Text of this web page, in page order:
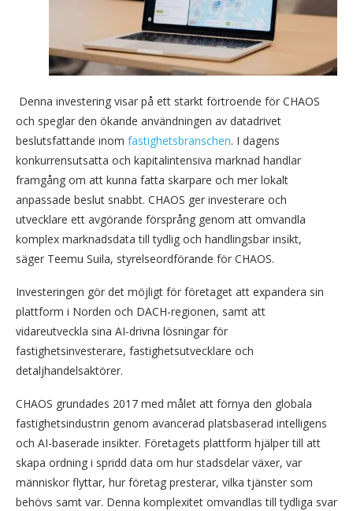
Denna investering visar på ett starkt förtroende för CHAOS
och speglar den ökande användningen av datadrivet
beslutsfattande inom fastighetsbranschen. I dagens
konkurrensutsatta och kapitalintensiva marknad handlar
framgång om att kunna fatta skarpare och mer lokalt
anpassade beslut snabbt. CHAOS ger investerare och
utvecklare ett avgörande försprång genom att omvandla
komplex marknadsdata till tydlig och handlingsbar insikt,
säger Teemu Suila, styrelseordförande för CHAOS.
Investeringen gör det möjligt för företaget att expandera sin
plattform i Norden och DACH-regionen, samt att
vidareutveckla sina AI-drivna lösningar för
fastighetsinvesterare, fastighetsutvecklare och
detaljhandelsaktörer.
CHAOS grundades 2017 med målet att förnya den globala
fastighetsindustrin genom avancerad platsbaserad intelligens
och AI-baserade insikter. Företagets plattform hjälper till att
skapa ordning i spridd data om hur stadsdelar växer, var
människor flyttar, hur företag presterar, vilka tjänster som
behövs samt var. Denna komplexitet omvandlas till tydliga svar